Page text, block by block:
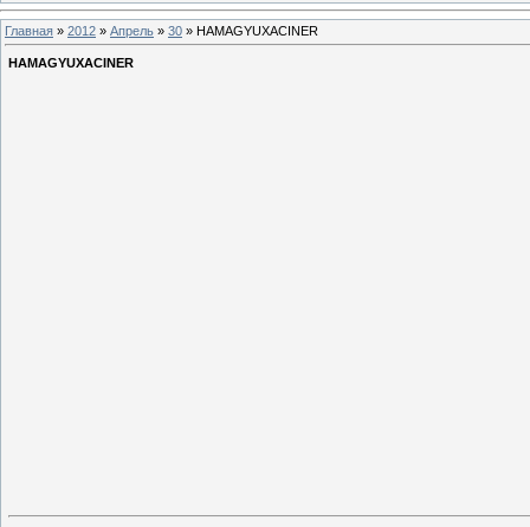
Главная » 2012 » Апрель » 30 » HAMAGYUXACINER
HAMAGYUXACINER